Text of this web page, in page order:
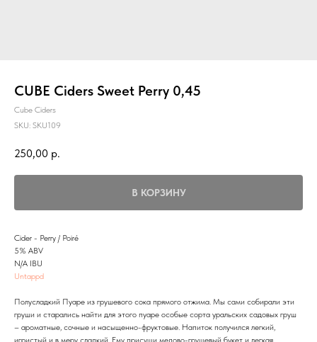
CUBE Ciders Sweet Perry 0,45
Cube Ciders
SKU: SKU109
250,00 р.
В КОРЗИНУ
Cider - Perry / Poiré
5% ABV
N/A IBU
Untappd
Полусладкий Пуаре из грушевого сока прямого отжима. Мы сами собирали эти
груши и старались найти для этого пуаре особые сорта уральских садовых груш
– ароматные, сочные и насыщенно-фруктовые. Напиток получился легкий,
игристый и в меру сладкий. Ему присущи медово-грушевый букет и легкая